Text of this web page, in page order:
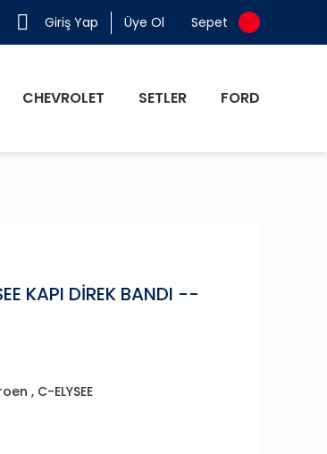
Giriş Yap Üye Ol Sepet
CHEVROLET SETLER FORD
KAPI DİREK BANDI --
, C-ELYSEE